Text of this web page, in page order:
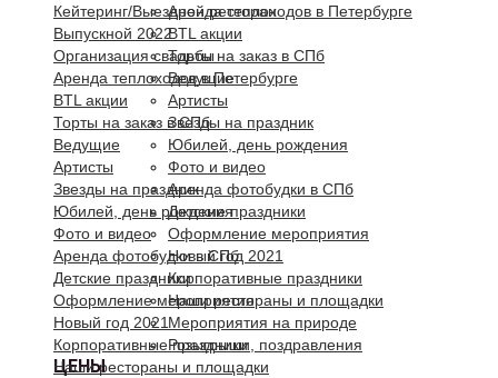
Аренда теплоходов в Петербурге
BTL акции
Торты на заказ в СПб
Ведущие
Артисты
Звезды на праздник
Юбилей, день рождения
Фото и видео
Аренда фотобудки в СПб
Детские праздники
Оформление мероприятия
Новый год 2021
Корпоративные праздники
Наши рестораны и площадки
Мероприятия на природе
Розыгрыши, поздравления
ЦЕНЫ
Кейтеринг/Выездной ресторан
Выпускной 2022
Организация свадьбы
Аренда теплоходов в Петербурге
BTL акции
Торты на заказ в СПб
Ведущие
Артисты
Звезды на праздник
Юбилей, день рождения
Фото и видео
Аренда фотобудки в СПб
Детские праздники
Оформление мероприятия
Новый год 2021
Корпоративные праздники
Наши рестораны и площадки